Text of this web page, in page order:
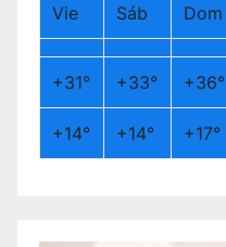
Vie Sáb Dom
+31° +33° +36°
+14° +14° +17°